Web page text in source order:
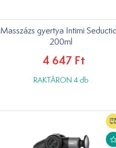
Masszázs gyertya Intimi
200ml
4 647 Ft
RAKTÁRON 4 db